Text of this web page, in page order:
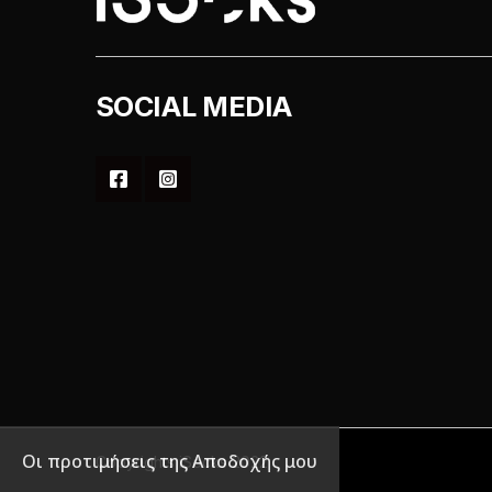
SOCIAL MEDIA
Copyrights iSocks 2022
Οι προτιμήσεις της Αποδοχής μου